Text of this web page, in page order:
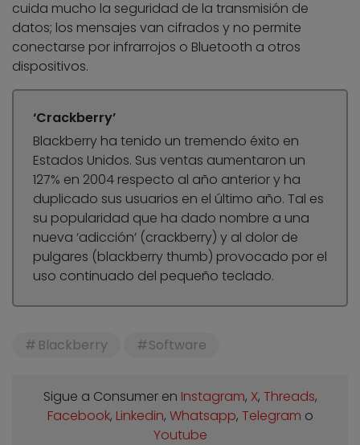
cuida mucho la seguridad de la transmisión de
datos; los mensajes van cifrados y no permite
conectarse por infrarrojos o Bluetooth a otros
dispositivos.
‘Crackberry’
Blackberry ha tenido un tremendo éxito en
Estados Unidos. Sus ventas aumentaron un
127% en 2004 respecto al año anterior y ha
duplicado sus usuarios en el último año. Tal es
su popularidad que ha dado nombre a una
nueva ‘adicción’ (crackberry) y al dolor de
pulgares (blackberry thumb) provocado por el
uso continuado del pequeño teclado.
Blackberry Software
Sigue a Consumer en Instagram, X, Threads,
Facebook, Linkedin, Whatsapp, Telegram o
Youtube